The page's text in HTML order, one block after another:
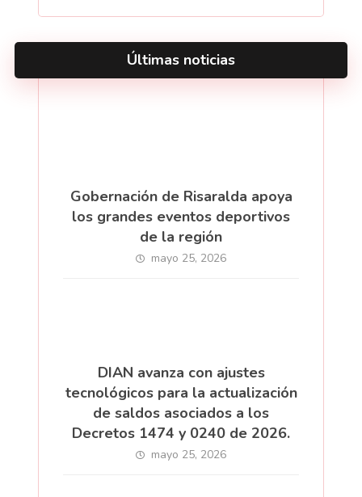
Últimas noticias
Gobernación de Risaralda apoya
los grandes eventos deportivos
de la región
mayo 25, 2026
DIAN avanza con ajustes
tecnológicos para la actualización
de saldos asociados a los
Decretos 1474 y 0240 de 2026.
mayo 25, 2026